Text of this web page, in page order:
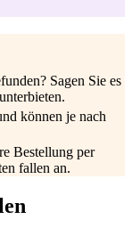
Sagen Sie es
können je nach
Bestellung per
fallen an.